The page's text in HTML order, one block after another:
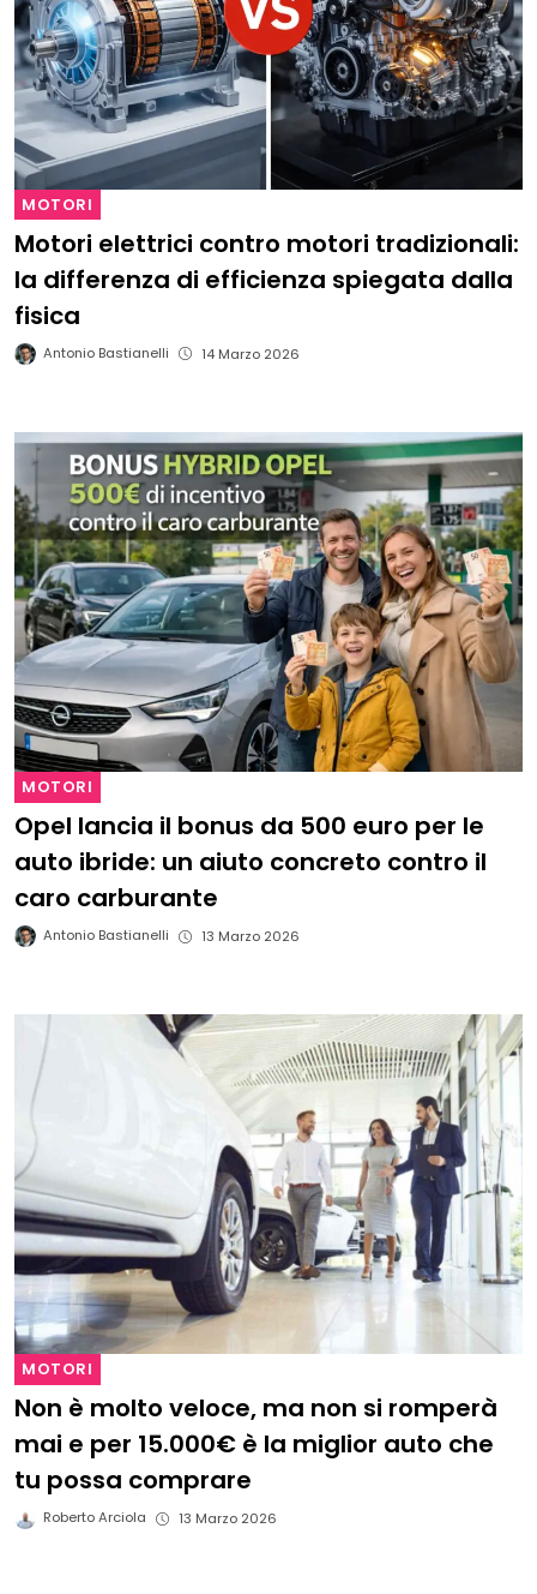
MOTORI
Motori elettrici contro motori tradizionali:
la differenza di efficienza spiegata dalla
fisica
Antonio Bastianelli 14 Marzo 2026
MOTORI
Opel lancia il bonus da 500 euro per le
auto ibride: un aiuto concreto contro il
caro carburante
Antonio Bastianelli 13 Marzo 2026
MOTORI
Non è molto veloce, ma non si romperà
mai e per 15.000€ è la miglior auto che
tu possa comprare
Roberto Arciola 13 Marzo 2026